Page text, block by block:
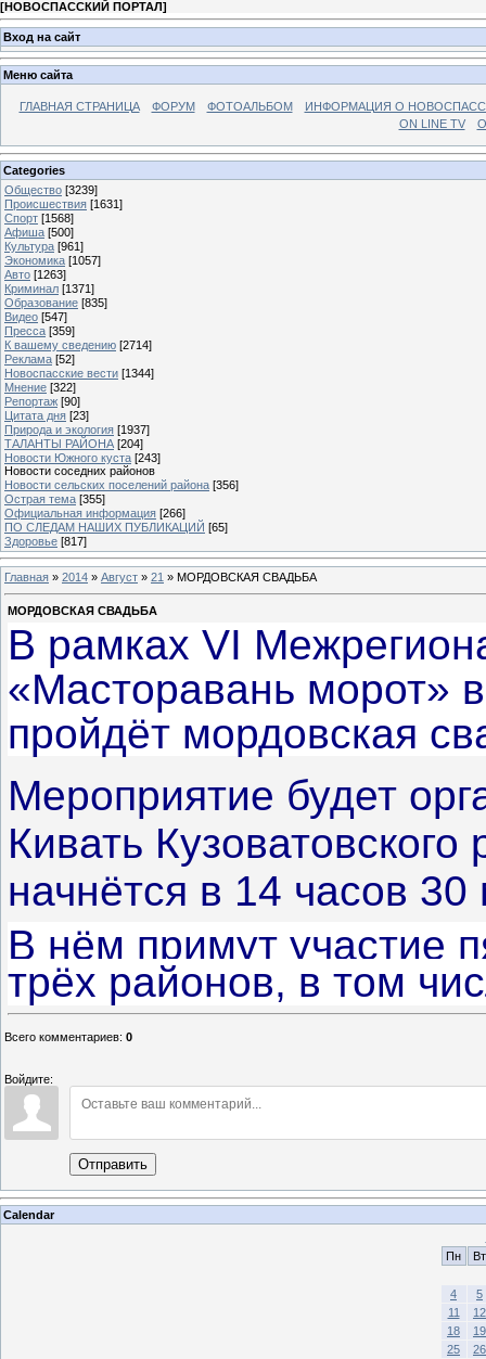
[НОВОСПАССКИЙ ПОРТАЛ]
Вход на сайт
Меню сайта
ГЛАВНАЯ СТРАНИЦА ФОРУМ ФОТОАЛЬБОМ
ИНФОРМАЦИЯ О
ON LINE TV
Categories
Общество [3239]
Происшествия [1631]
Спорт [1568]
Афиша [500]
Культура [961]
Экономика [1057]
Авто [1263]
Криминал [1371]
Образование [835]
Видео [547]
Пресса [359]
К вашему сведению [2714]
Реклама [52]
Новоспасские вести [1344]
Мнение [322]
Репортаж [90]
Цитата дня [23]
Природа и экология [1937]
ТАЛАНТЫ РАЙОНА [204]
Новости Южного куста [243]
Новости соседних районов
Новости сельских поселений района [356]
Острая тема [355]
Официальная информация [266]
ПО СЛЕДАМ НАШИХ ПУБЛИКАЦИЙ [65]
Здоровье [817]
Главная » 2014 » Август » 21 » МОРДОВСКАЯ СВАДЬБА
МОРДОВСКАЯ СВАДЬБА
В рамках VI
«Масторавань морот»
пройдёт мордовская
Мероприятие будет
Кивать
начнётся в 14 часов 30
В нём примут участие
трёх районов, в том
Всего комментариев: 0
Войдите:
Отправить
Calendar
Пн
Вт
4
5
11
12
18
19
25
26